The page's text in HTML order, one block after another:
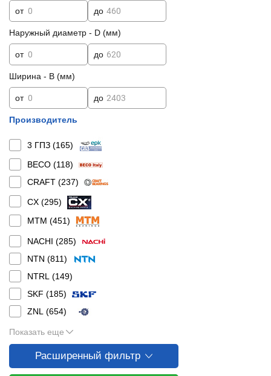
от до
Наружный диаметр - D (мм)
от до
Ширина - B (мм)
от до
Производитель
3 ГПЗ (165)
BECO (118)
CRAFT (237)
CX (295)
MTM (451)
NACHI (285)
NTN (811)
NTRL (149)
SKF (185)
ZNL (654)
Показать еще
Расширенный фильтр